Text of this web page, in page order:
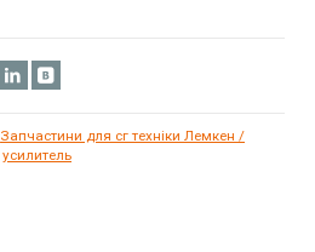
Запчастини для сг техніки Лемкен /
усилитель